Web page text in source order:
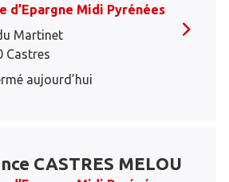
d’Epargne Midi Pyrénées
Martinet
Castres
aujourd’hui
CASTRES MELOU